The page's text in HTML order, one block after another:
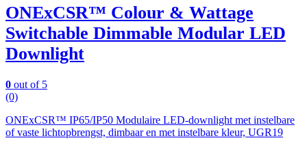
ONExCSR™ Colour & Wattage
Switchable Dimmable Modular LED
Downlight
0 out of 5
(0)
ONExCSR™ IP65/IP50 Modulaire LED-downlight met instelbare
of vaste lichtopbrengst, dimbaar en met instelbare kleur, UGR19